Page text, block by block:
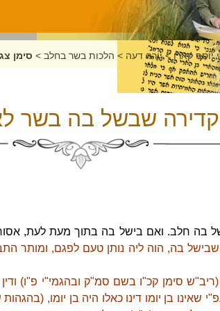
יוסף קארו >יורה דעה > הלכות בשר בחלב > סימן
קדירה שבשל בה בשר
בה חלב. ואם בישל בה בתוך מעת לעת,
בה, הוה ליה נותן טעם לפגם, ומותר
סימן קכ"ו בשם סמ"ק ובהגמי"י פ"ו) ודין
שאינו בן יומו דינו כאלו היה בן יומו,